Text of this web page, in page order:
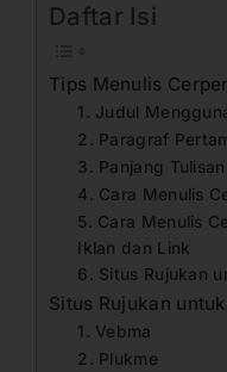
Daftar Isi
Tips Menulis
1. Judul
2. Paragraf
3. Panjang
4. Cara Menulis
5. Cara Menulis
Iklan dan Link
6. Situs Rujukan
Situs Rujukan
1. Vebma
2. Plukme